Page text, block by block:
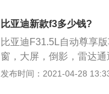
迪的造型可以说是更加
叹道怎么会这么漂亮；3
m，最大扭矩320nm\/
那强劲有力的电量让它
扭矩输出让电量上也消
比亚迪新款f3多少钱?
比亚迪F31.5L自动尊享
窗，大屏，倒影，雷达
层次感是有的，副驾驶
发布时间：2021-04-28